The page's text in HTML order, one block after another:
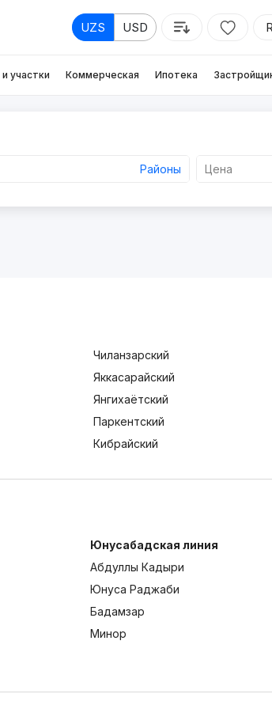
UZS USD
участки Коммерческая Ипотека
Районы Цена
Чиланзарский
Яккасарайский
Янгихаётский
Паркентский
Кибрайский
Юнусабадская линия
Абдуллы Кадыри
Юнуса Раджаби
Бадамзар
Минор